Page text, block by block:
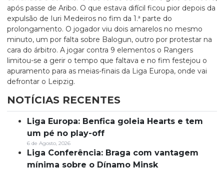
após passe de Aribo. O que estava difícil ficou pior depois da
expulsão de Iuri Medeiros no fim da 1.ª parte do
prolongamento. O jogador viu dois amarelos no mesmo
minuto, um por falta sobre Balogun, outro por protestar na
cara do árbitro. A jogar contra 9 elementos o Rangers
limitou-se a gerir o tempo que faltava e no fim festejou o
apuramento para as meias-finais da Liga Europa, onde vai
defrontar o Leipzig.
NOTÍCIAS RECENTES
Liga Europa: Benfica goleia Hearts e tem
um pé no play-off
6 de Agosto, 2026
Liga Conferência: Braga com vantagem
mínima sobre o Dínamo Minsk